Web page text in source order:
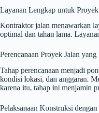
Layanan Lengkap untuk
Kontraktor jalan menawarkan
optimal dan tahan lama.
Perencanaan Proyek Jalan
Tahap perencanaan menjadi
kondisi lokasi, dan anggaran.
karena itu, tahap ini menjamin
Pelaksanaan Konstruksi